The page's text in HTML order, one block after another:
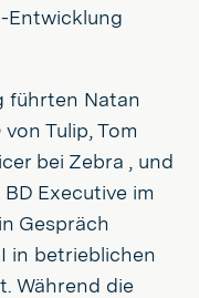
Entwicklung
führten Natan
Tulip, Tom
bei Zebra , und
Executive im
Gespräch
in betrieblichen
Während die